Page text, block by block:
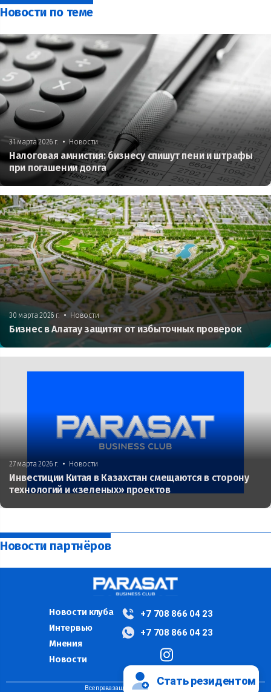
Новости по теме
31 марта 2026 г. • Новости
Налоговая амнистия: бизнесу спишут пени и штрафы
при погашении долга
30 марта 2026 г. • Новости
Бизнес в Алатау защитят от избыточных проверок
27 марта 2026 г. • Новости
Инвестиции Китая в Казахстан смещаются в сторону
технологий и «зеленых» проектов
Новости партнёров
Новости клуба
Интервью
Мнения
Новости
+7 708 866 04 23
+7 708 866 04 23
Все права защищены ©PARASAT, 2024
Стать резидентом